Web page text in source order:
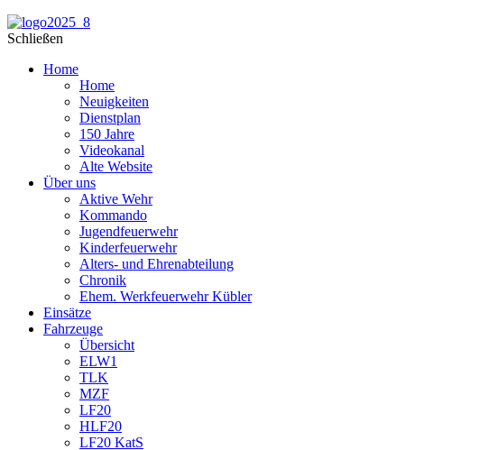
Schließen
Home
Home
Neuigkeiten
Dienstplan
150 Jahre
Videokanal
Alte Website
Über uns
Aktive Wehr
Kommando
Jugendfeuerwehr
Kinderfeuerwehr
Alters- und Ehrenabteilung
Chronik
Ehem. Werkfeuerwehr Kübler
Einsätze
Fahrzeuge
Übersicht
ELW1
TLK
MZF
LF20
HLF20
LF20 KatS